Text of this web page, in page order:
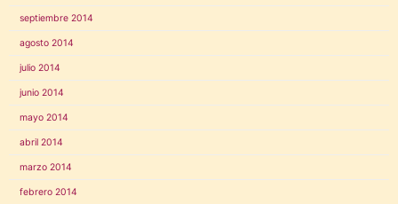
septiembre 2014
agosto 2014
julio 2014
junio 2014
mayo 2014
abril 2014
marzo 2014
febrero 2014